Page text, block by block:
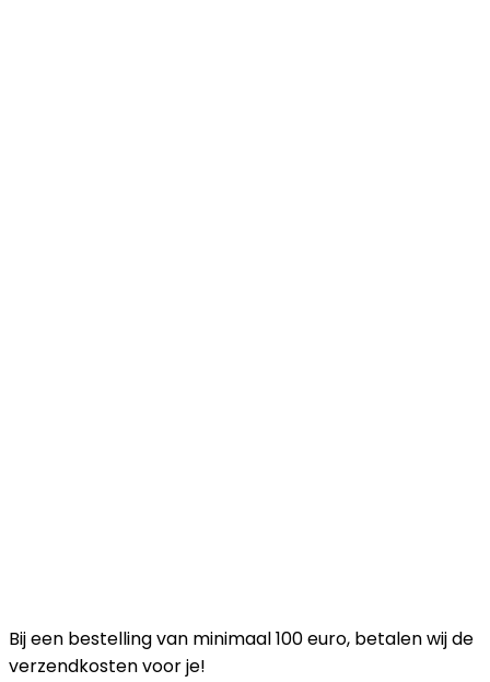
Bij een bestelling van minimaal 100 euro, betalen wij de
verzendkosten voor je!